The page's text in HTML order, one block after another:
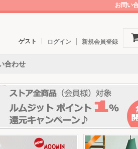
お問い
ゲスト ログイン 新規会員登録
合わせ